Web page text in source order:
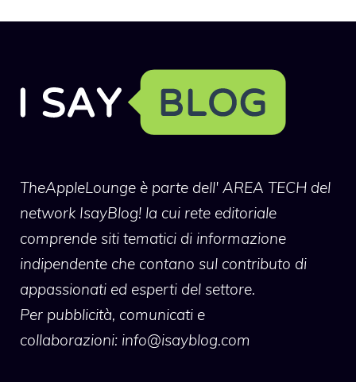
TheAppleLounge è parte dell' AREA TECH del
network IsayBlog! la cui rete editoriale
comprende siti tematici di informazione
indipendente che contano sul contributo di
appassionati ed esperti del settore.
Per pubblicità, comunicati e
collaborazioni: info@isayblog.com